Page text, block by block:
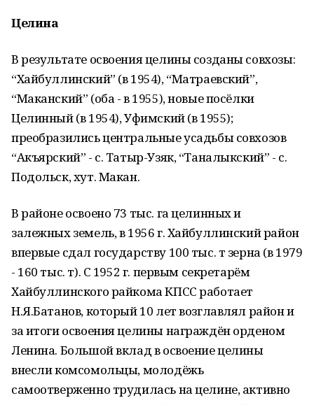
Целина
В результате освоения целины созданы совхозы:
“Хайбуллинский” (в 1954), “Матраевский”,
“Маканский” (оба - в 1955), новые посёлки
Целинный (в 1954), Уфимский (в 1955);
преобразились центральные усадьбы совхозов
“Акъярский” - с. Татыр-Узяк, “Таналыкский” - c.
Подольск, хут. Макан.
В районе освоено 73 тыс. га целинных и
залежных земель, в 1956 г. Хайбуллинский район
впервые сдал государству 100 тыс. т зерна (в 1979
- 160 тыс. т). С 1952 г. первым секретарём
Хайбуллинского райкома КПСС работает
Н.Я.Батанов, который 10 лет возглавлял район и
за итоги освоения целины награждён орденом
Ленина. Большой вклад в освоение целины
внесли комсомольцы, молодёжь
самоотверженно трудилась на целине, активно